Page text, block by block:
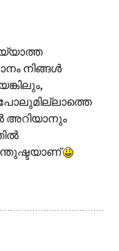
നിങ്ങൾ
അറിയാനും